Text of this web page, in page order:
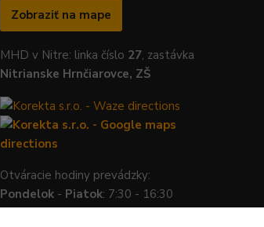
Zobraziť na mape
MHD v Nitre: linka číslo 27, zastávka
Nitrianske Hrnčiarovce, ZŠ
Otváracie hodiny prevádzky:
Pondelok - Piatok: 7:30 - 16:30